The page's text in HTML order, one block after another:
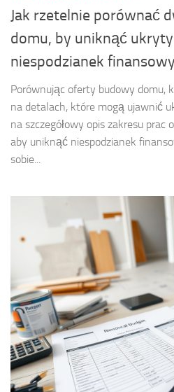
Jak rzetelnie porównać
domu, by uniknąć
niespodzianek
Porównując oferty budowy domu,
na detalach, które mogą ujawnić
na szczegółowy opis zakresu prac
aby uniknąć niespodzianek
sobie...